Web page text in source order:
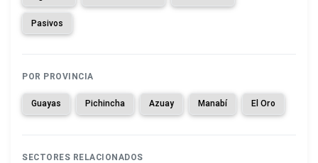
Pasivos
POR PROVINCIA
Guayas Pichincha Azuay Manabí El Oro
SECTORES RELACIONADOS